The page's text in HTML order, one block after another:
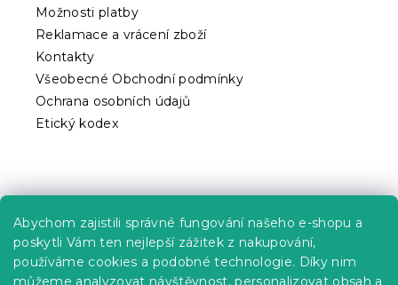
Abychom zajistili správné fungování našeho e-shopu a
poskytli Vám ten nejlepší zážitek z nakupování,
používáme cookies a podobné technologie. Díky nim
můžeme analyzovat návštěvnost, personalizovat obsah a
Možnosti platby
Reklamace a vrácení zboží
Kontakty
Všeobecné Obchodní podmínky
Ochrana osobních údajů
Etický kodex
Kariéra
Poptávky a B2B spolupráce